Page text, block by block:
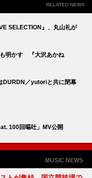
RELATED NEWS
SELECTION』、丸山礼が
明かす 『大沢あかね
DURDN／yutoriと共に閉幕
100回嘔吐」MV公開
MUSIC NEWS